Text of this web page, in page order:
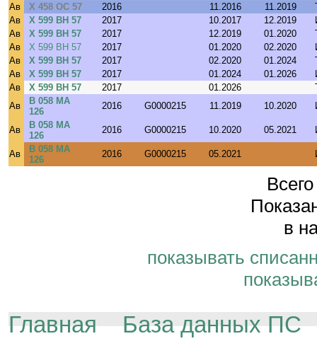
Ав
Х 458 ОС 57 2016 11.2016 11.2019
Ав
Х 599 ВН 57 2017 10.2017 12.2019
Ав
Х 599 ВН 57 2017 12.2019 01.2020
Ав
Х 599 ВН 57 2017 01.2020 02.2020
Ав
Х 599 ВН 57 2017 02.2020 01.2024
Ав
Х 599 ВН 57 2017 01.2024 01.2026
Ав
Х 599 ВН 57 2017 01.2026
Ав
В 058 МА
126
2016 G0000215 11.2019 10.2020
Ав
В 058 МА
126
2016 G0000215 10.2020 05.2021
Ав
В 058 МА
126
2016 G0000215 05.2021
в
показывать
Главная База данных ПС